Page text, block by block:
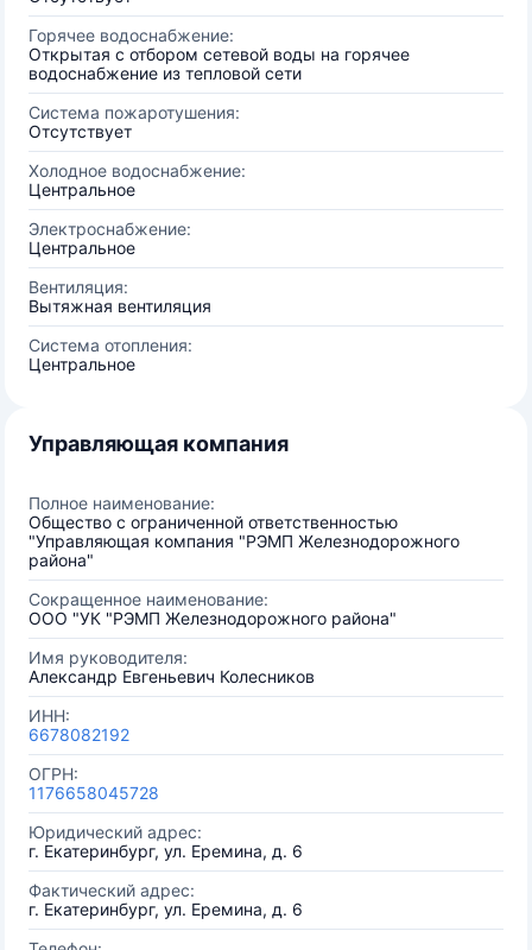
Горячее водоснабжение:
Открытая с отбором сетевой воды на горячее
водоснабжение из тепловой сети
Система пожаротушения:
Отсутствует
Холодное водоснабжение:
Центральное
Электроснабжение:
Центральное
Вентиляция:
Вытяжная вентиляция
Система отопления:
Центральное
Управляющая компания
Полное наименование:
Общество с ограниченной ответственностью
"Управляющая компания "РЭМП Железнодорожного
района"
Сокращенное наименование:
ООО "УК "РЭМП Железнодорожного района"
Имя руководителя:
Александр Евгеньевич Колесников
ИНН:
6678082192
ОГРН:
1176658045728
Юридический адрес:
г. Екатеринбург, ул. Еремина, д. 6
Фактический адрес:
г. Екатеринбург, ул. Еремина, д. 6